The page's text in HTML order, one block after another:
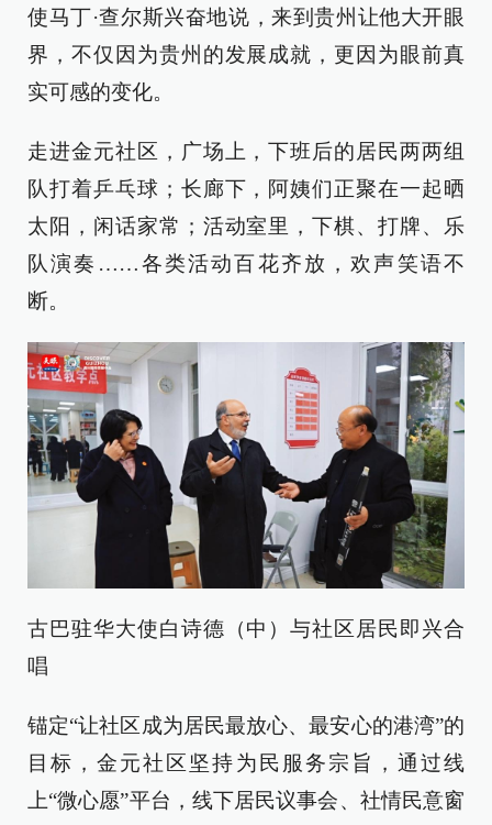
使马丁·查尔斯兴奋地说，来到贵州让他大开眼
界，不仅因为贵州的发展成就，更因为眼前真
实可感的变化。
走进金元社区，广场上，下班后的居民两两组
队打着乒乓球；长廊下，阿姨们正聚在一起晒
太阳，闲话家常；活动室里，下棋、打牌、乐
队演奏……各类活动百花齐放，欢声笑语不
断。
古巴驻华大使白诗德（中）与社区居民即兴合
唱
锚定“让社区成为居民最放心、最安心的港湾”的
目标，金元社区坚持为民服务宗旨，通过线
上“微心愿”平台，线下居民议事会、社情民意窗